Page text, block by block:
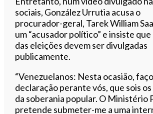
sociais, González Urrutia acusa o
procurador-geral, Tarek William
um “acusador político” e insiste que
das eleições devem ser divulgadas
publicamente.
“Venezuelanos: Nesta ocasião,
declaração perante vós, que sois
da soberania popular. O Ministério
pretende submeter-me a uma